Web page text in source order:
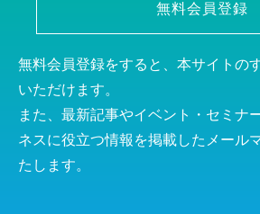
無料会員登録
無料会員登録をすると、本サイトの
いただけます。
また、最新記事やイベント・セミナ
ネスに役立つ情報を掲載したメール
たします。